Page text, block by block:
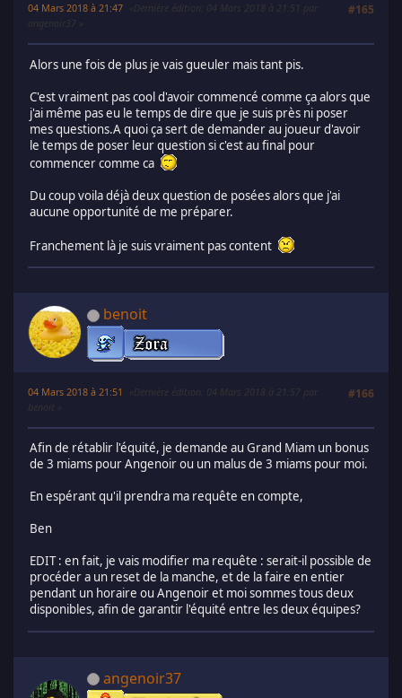
04 Mars 2018 à 21:47 #165
Dernière édition
: 04 Mars 2018 à 21:51 par
angenoir37
Alors une fois de plus je vais gueuler mais tant pis.
C'est vraiment pas cool d'avoir commencé comme ça alors que
j'ai même pas eu le temps de dire que je suis près ni poser
mes questions.A quoi ça sert de demander au joueur d'avoir
le temps de poser leur question si c'est au final pour
commencer comme ca
Du coup voila déjà deux question de posées alors que j'ai
aucune opportunité de me préparer.
Franchement là je suis vraiment pas content
benoit
04 Mars 2018 à 21:51 #166
Dernière édition
: 04 Mars 2018 à 21:57 par
Afin de rétablir l'équité, je demande au Grand Miam un bonus
de 3 miams pour Angenoir ou un malus de 3 miams pour moi.
En espérant qu'il prendra ma requête en compte,
Ben
EDIT : en fait, je vais modifier ma requête : serait-il possible de
procéder a un reset de la manche, et de la faire en entier
pendant un horaire ou Angenoir et moi sommes tous deux
disponibles, afin de garantir l'équité entre les deux équipes?
angenoir37